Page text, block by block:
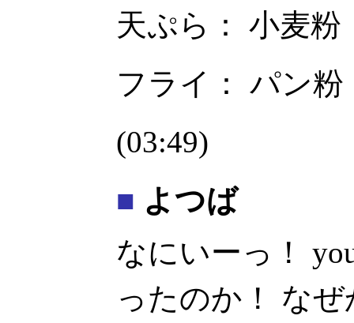
天ぷら： 小麦粉
フライ： パン粉
(03:49)
■ よつば
なにいーっ！
ったのか！ なぜ